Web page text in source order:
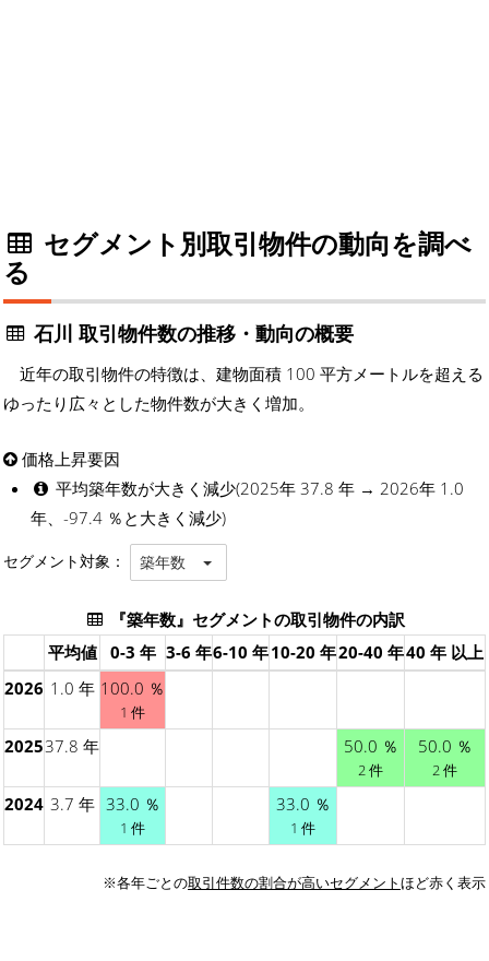
セグメント別取引物件の動向を調べ
る
石川 取引物件数の推移・動向の概要
近年の取引物件の特徴は、建物面積 100 平方メートルを超える
ゆったり広々とした物件数が大きく増加。
価格上昇要因
平均築年数が大きく減少(2025年 37.8 年 → 2026年 1.0
年、-97.4 ％と大きく減少)
セグメント対象： 築年数
『築年数』セグメントの取引物件の内訳
平均値
0-3 年 3-6 年6-10 年10-20 年20-40 年40 年 以上
2026 1.0 年 100.0 ％
1 件
202537.8 年 50.0 ％
2 件
50.0 ％
2 件
2024 3.7 年 33.0 ％
1 件
33.0 ％
1 件
※各年ごとの取引件数の割合が高いセグメントほど赤く表示